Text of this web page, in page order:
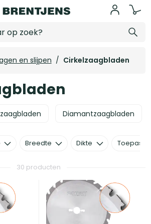
en slijpen / Cirkelzaagbladen
Diamantzaagbladen
30 producten
Breedte Dikte